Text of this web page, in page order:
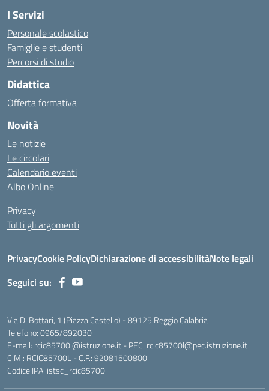
I Servizi
Personale scolastico
Famiglie e studenti
Percorsi di studio
Didattica
Offerta formativa
Novità
Le notizie
Le circolari
Calendario eventi
Albo Online
Privacy
Tutti gli argomenti
PrivacyCookie PolicyDichiarazione di accessibilitàNote legali
Seguici su:
Via D. Bottari, 1 (Piazza Castello) - 89125 Reggio Calabria
Telefono: 0965/892030
E-mail: rcic85700l@istruzione.it - PEC: rcic85700l@pec.istruzione.it
C.M.: RCIC85700L - C.F.: 92081500800
Codice IPA: istsc_rcic85700l